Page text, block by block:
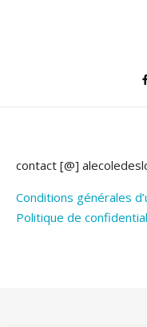
contact [@]
Conditions générales
Politique de